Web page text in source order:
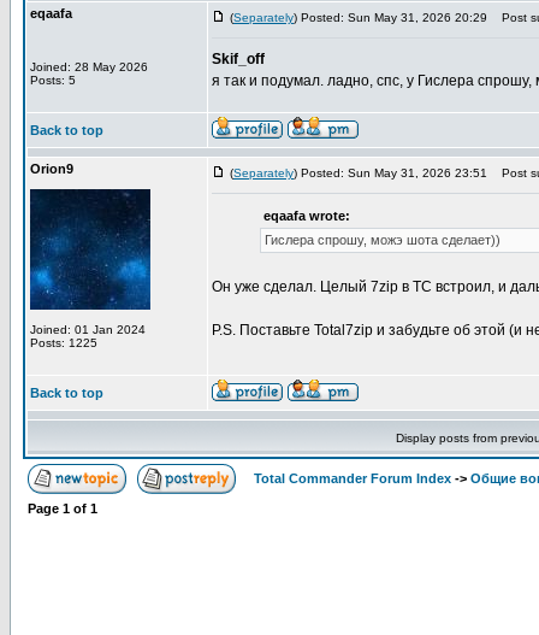
eqaafa
Joined: 28 May 2026
Posts: 5
(Separately) Posted: Sun May 31, 2026 20:29 Post
Skif_off
я так и подумал. ладно, спс, у Гислера
Back to top
Orion9
Joined: 01 Jan 2024
Posts: 1225
(Separately) Posted: Sun May 31, 2026 23:51 Post
eqaafa wrote:
Гислера спрошу, можэ шота сделает))
Он уже сделал. Целый 7zip в ТС встроил, и
P.S. Поставьте Total7zip и забудьте об этой (и
Back to top
Display posts from
Total Commander Forum Index -> Общие
Page 1 of 1